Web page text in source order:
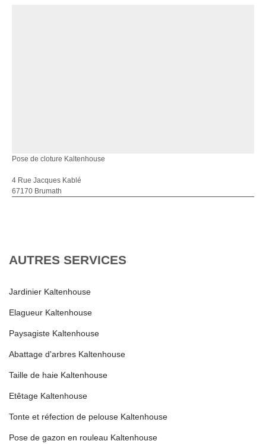
Pose de cloture Kaltenhouse
4 Rue Jacques Kablé
67170 Brumath
AUTRES SERVICES
Jardinier Kaltenhouse
Elagueur Kaltenhouse
Paysagiste Kaltenhouse
Abattage d'arbres Kaltenhouse
Taille de haie Kaltenhouse
Etêtage Kaltenhouse
Tonte et réfection de pelouse Kaltenhouse
Pose de gazon en rouleau Kaltenhouse